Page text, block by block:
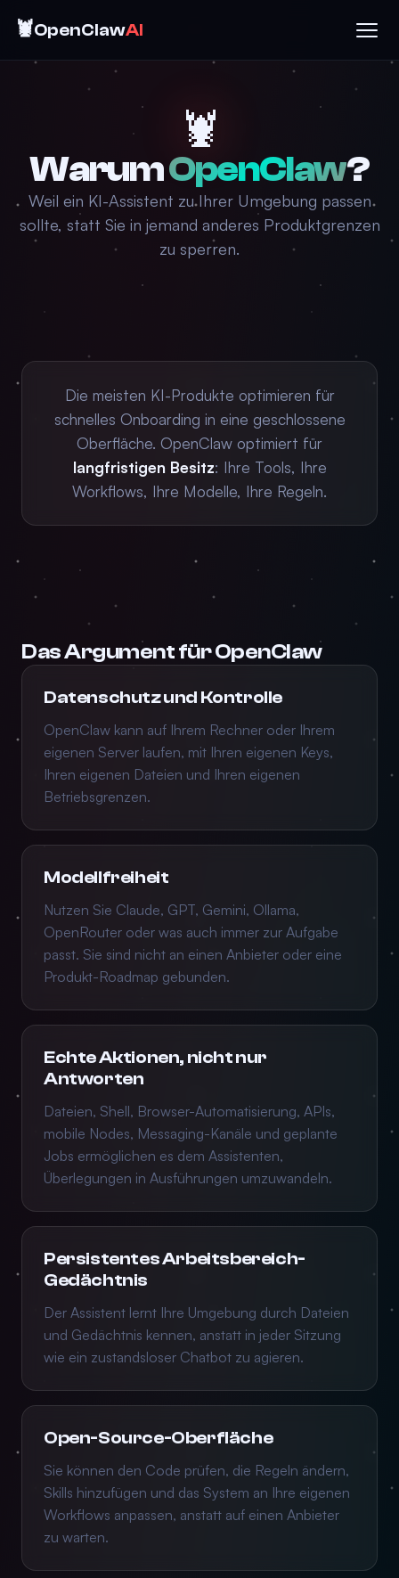
🦞OpenClawAI
🦞
WarumOpenClaw?
Weil ein KI-Assistent zu Ihrer Umgebung passen
sollte, statt Sie in jemand anderes Produktgrenzen
zu sperren.
Die meisten KI-Produkte optimieren für
schnelles Onboarding in eine geschlossene
Oberfläche. OpenClaw optimiert für
langfristigen Besitz: Ihre Tools, Ihre
Workflows, Ihre Modelle, Ihre Regeln.
Das Argument für OpenClaw
Datenschutz und Kontrolle
OpenClaw kann auf Ihrem Rechner oder Ihrem
eigenen Server laufen, mit Ihren eigenen Keys,
Ihren eigenen Dateien und Ihren eigenen
Betriebsgrenzen.
Modellfreiheit
Nutzen Sie Claude, GPT, Gemini, Ollama,
OpenRouter oder was auch immer zur Aufgabe
passt. Sie sind nicht an einen Anbieter oder eine
Produkt-Roadmap gebunden.
Echte Aktionen, nicht nur
Antworten
Dateien, Shell, Browser-Automatisierung, APIs,
mobile Nodes, Messaging-Kanäle und geplante
Jobs ermöglichen es dem Assistenten,
Überlegungen in Ausführungen umzuwandeln.
Persistentes Arbeitsbereich-
Gedächtnis
Der Assistent lernt Ihre Umgebung durch Dateien
und Gedächtnis kennen, anstatt in jeder Sitzung
wie ein zustandsloser Chatbot zu agieren.
Open-Source-Oberfläche
Sie können den Code prüfen, die Regeln ändern,
Skills hinzufügen und das System an Ihre eigenen
Workflows anpassen, anstatt auf einen Anbieter
zu warten.